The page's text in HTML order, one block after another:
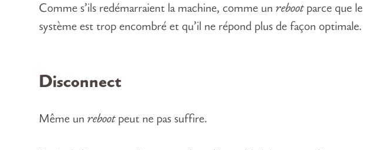
Comme s’ils redémarraient la machine, comme un rebootparce que le
système est trop encombré et qu’il ne répond plus de façon optimale.
Disconnect
Même un rebootpeut ne pas suffire.